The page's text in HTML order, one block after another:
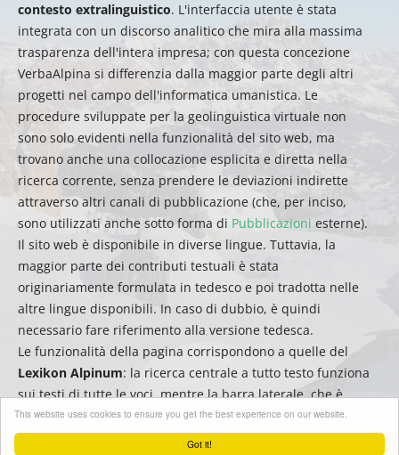
Got it!
This website uses cookies to ensure you get the best experience on our website.
contesto extralinguistico. L'interfaccia utente è stata
integrata con un discorso analitico che mira alla massima
trasparenza dell'intera impresa; con questa concezione
VerbaAlpina si differenzia dalla maggior parte degli altri
progetti nel campo dell'informatica umanistica. Le
procedure sviluppate per la geolinguistica virtuale non
sono solo evidenti nella funzionalità del sito web, ma
trovano anche una collocazione esplicita e diretta nella
ricerca corrente, senza prendere le deviazioni indirette
attraverso altri canali di pubblicazione (che, per inciso,
sono utilizzati anche sotto forma di Pubblicazioni esterne).
Il sito web è disponibile in diverse lingue. Tuttavia, la
maggior parte dei contributi testuali è stata
originariamente formulata in tedesco e poi tradotta nelle
altre lingue disponibili. In caso di dubbio, è quindi
necessario fare riferimento alla versione tedesca.
Le funzionalità della pagina corrispondono a quelle del
Lexikon Alpinum: la ricerca centrale a tutto testo funziona
sui testi di tutte le voci, mentre la barra laterale, che è
ordinata alfabeticamente, può essere utilizzata per filtrare
o cercare rapidamente i titoli.